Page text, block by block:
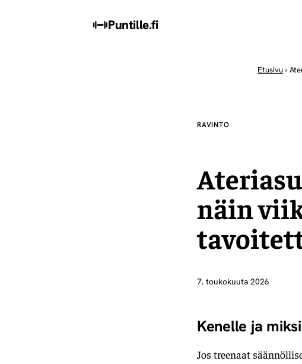
Puntille.fi
Etusivu ›
RAVINTO
näin
7. toukokuuta 2026
Kenelle ja miksi
Jos treenaat